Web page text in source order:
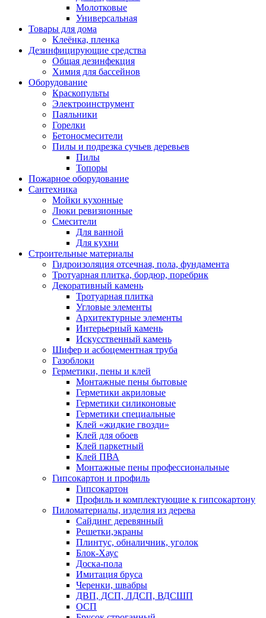
Молотковые
Универсальная
Товары для дома
Клеёнка, пленка
Дезинфицирующие средства
Общая дезинфекция
Химия для бассейнов
Оборудование
Краскопульты
Электроинструмент
Паяльники
Горелки
Бетоносмесители
Пилы и подрезка сучьев деревьев
Пилы
Топоры
Пожарное оборудование
Сантехника
Мойки кухонные
Люки ревизионные
Смесители
Для ванной
Для кухни
Строительные материалы
Гидроизоляция отсечная, пола, фундамента
Тротуарная плитка, бордюр, поребрик
Декоративный камень
Тротуарная плитка
Угловые элементы
Архитектурные элементы
Интерьерный камень
Искусственный камень
Шифер и асбоцементная труба
Газоблоки
Герметики, пены и клей
Монтажные пены бытовые
Герметики акриловые
Герметики силиконовые
Герметики специальные
Клей «жидкие гвозди»
Клей для обоев
Клей паркетный
Клей ПВА
Монтажные пены профессиональные
Гипсокартон и профиль
Гипсокартон
Профиль и комплектующие к гипсокартону
Пиломатериалы, изделия из дерева
Сайдинг деревянный
Решетки,экраны
Плинтус, обналичник, уголок
Блок-Хаус
Доска-пола
Имитация бруса
Черенки, швабры
ДВП, ДСП, ЛДСП, ВДСШП
ОСП